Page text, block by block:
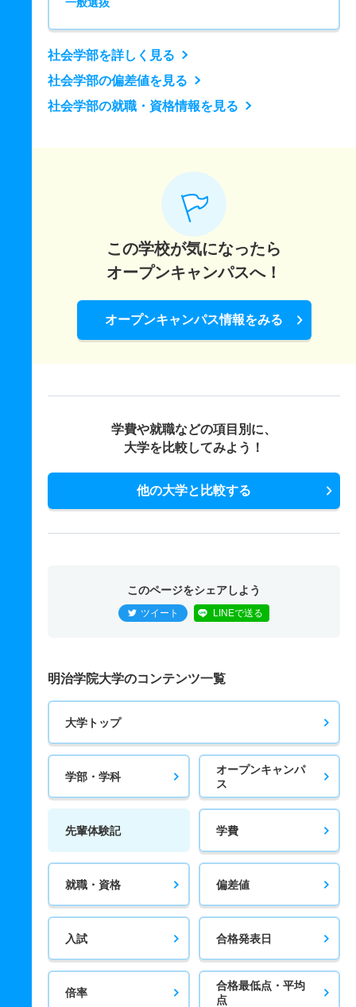
社会学部を詳しく見る
社会学部の偏差値を見る
社会学部の就職・資格情報を見る
この学校が気になったら
オープンキャンパスへ！
オープンキャンパス情報をみる
学費や就職などの項目別に、
大学を比較してみよう！
他の大学と比較する
このページをシェアしよう
ツイート LINEで送る
明治学院大学のコンテンツ一覧
大学トップ
学部・学科
オープンキャンパ
ス
先輩体験記 学費
就職・資格 偏差値
入試 合格発表日
倍率
合格最低点・平均
点